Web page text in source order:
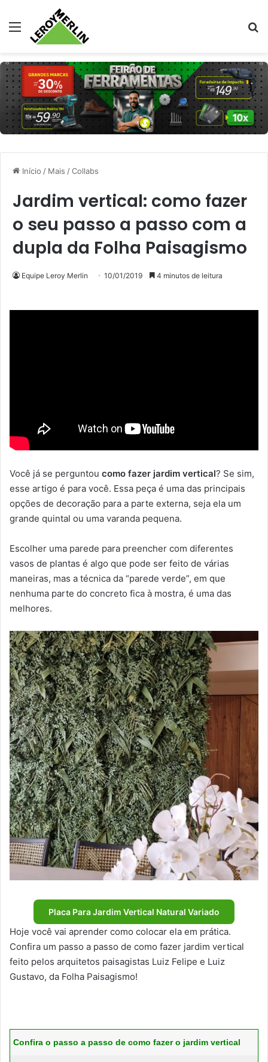
Menu
Início / Mais /Collabs
Jardim vertical: como fazer
o seu passo a passo com a
dupla da Folha Paisagismo
Equipe Leroy Merlin 10/01/2019 4 minutos de leitura
Você já se perguntou como fazer jardim vertical? Se sim,
esse artigo é para você. Essa peça é uma das principais
opções de decoração para a parte externa, seja ela um
grande quintal ou uma varanda pequena.
Escolher uma parede para preencher com diferentes
vasos de plantas é algo que pode ser feito de várias
maneiras, mas a técnica da “parede verde”, em que
nenhuma parte do concreto fica à mostra, é uma das
melhores.
Placa Para Jardim Vertical Natural Variado
Hoje você vai aprender como colocar ela em prática.
Confira um passo a passo de como fazer jardim vertical
feito pelos arquitetos paisagistas Luiz Felipe e Luiz
Gustavo, da Folha Paisagismo!
Confira o passo a passo de como fazer o jardim vertical